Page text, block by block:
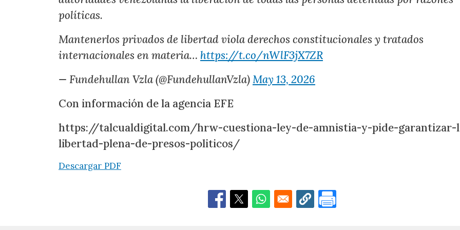
políticas.
Mantenerlos privados de libertad viola derechos constitucionales y tratados
internacionales en materia… https://t.co/nWlF3jX7ZR
— Fundehullan Vzla (@FundehullanVzla)May 13, 2026
Con información de la agencia EFE
https://talcualdigital.com/hrw-cuestiona-ley-de-amnistia-y-pide-garantizar-
libertad-plena-de-presos-politicos/
Descargar PDF